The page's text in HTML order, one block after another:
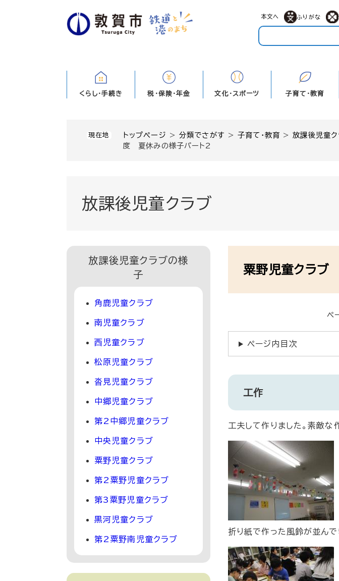
メニューを
本文へ ふりがな
くらし・手続き 税・保険・年金 文化・スポーツ 子育て・教育
現在地 トップページ >分類でさがす >子育て・教育 >放課後児童ク
度 夏休みの様子パート2
放課後児童クラブ
粟野児童クラ
ペ
ページ内目次
工作
工夫して作りました。素敵な
折り紙で作った風鈴が並ん
放課後児童クラブの様
子
角鹿児童クラブ
南児童クラブ
西児童クラブ
松原児童クラブ
沓見児童クラブ
中郷児童クラブ
第2中郷児童クラブ
中央児童クラブ
粟野児童クラブ
第2粟野児童クラブ
第3粟野児童クラブ
黒河児童クラブ
第2粟野南児童クラブ